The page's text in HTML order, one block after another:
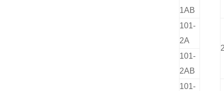
1AB
101-
2A
101-
2AB
101-